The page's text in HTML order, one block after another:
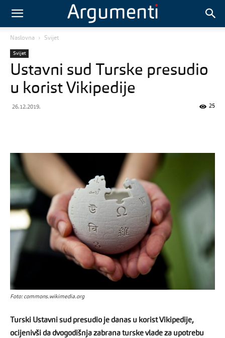
Naslovna Svijet
Svijet
Ustavni sud Turske presudio
u korist Vikipedije
26.12.2019. 25
Foto: commons.wikimedia.org
Turski Ustavni sud presudio je danas u korist Vikipedije,
ocijenivši da dvogodišnja zabrana turske vlade za upotrebu